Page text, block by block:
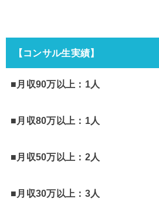
【コンサル生実績】
■月収90万以上：1人
■月収80万以上：1人
■月収50万以上：2人
■月収30万以上：3人